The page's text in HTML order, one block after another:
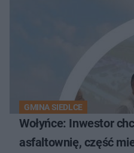
GMINA SIEDLCE
Wołyńce: Inwestor
asfaltownię, część